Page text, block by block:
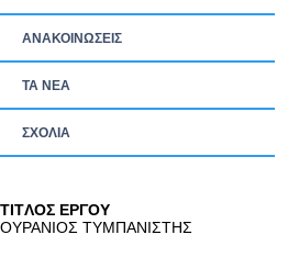
ΑΝΑΚΟΙΝΩΣΕΙΣ
ΤΑ ΝEΑ
ΣΧΟΛΙΑ
TITΛΟΣ ΕΡΓΟΥ
ΟΥΡΑΝΙΟΣ ΤΥΜΠΑΝΙΣΤΗΣ